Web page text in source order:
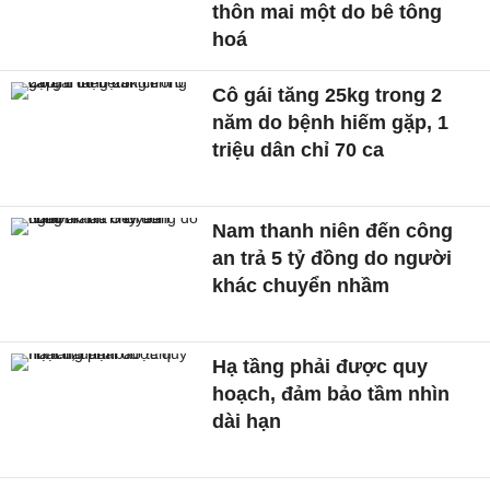
thôn mai một do bê tông
hoá
Cô gái tăng 25kg trong 2
năm do bệnh hiếm gặp, 1
triệu dân chỉ 70 ca
Nam thanh niên đến công
an trả 5 tỷ đồng do người
khác chuyển nhầm
Hạ tầng phải được quy
hoạch, đảm bảo tầm nhìn
dài hạn